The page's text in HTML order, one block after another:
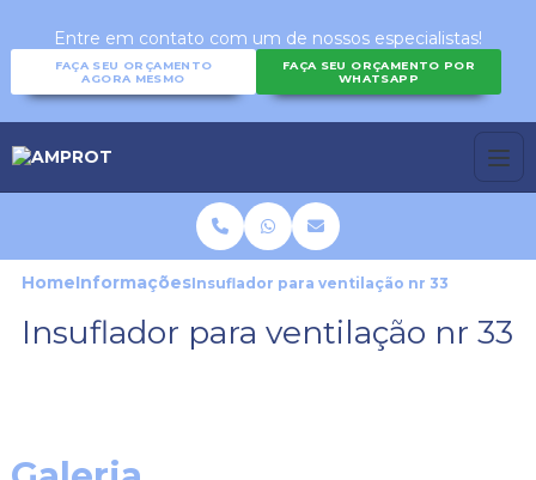
Entre em contato com um de nossos especialistas!
FAÇA SEU ORÇAMENTO
AGORA MESMO
FAÇA SEU ORÇAMENTO POR
WHATSAPP
HomeInformaçõesInsuflador para ventilação nr 33
Insuflador para ventilação nr 33